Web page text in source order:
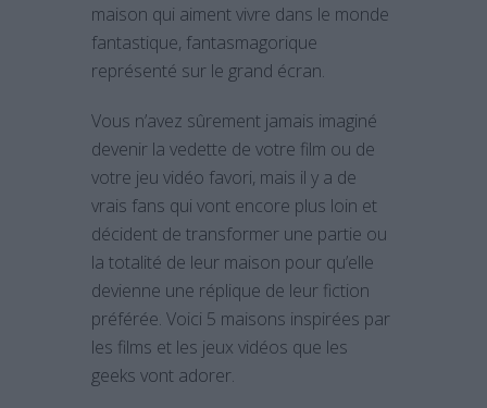
maison qui aiment vivre dans le monde
fantastique, fantasmagorique
représenté sur le grand écran.
Vous n’avez sûrement jamais imaginé
devenir la vedette de votre film ou de
votre jeu vidéo favori, mais il y a de
vrais fans qui vont encore plus loin et
décident de transformer une partie ou
la totalité de leur maison pour qu’elle
devienne une réplique de leur fiction
préférée. Voici 5 maisons inspirées par
les films et les jeux vidéos que les
geeks vont adorer.